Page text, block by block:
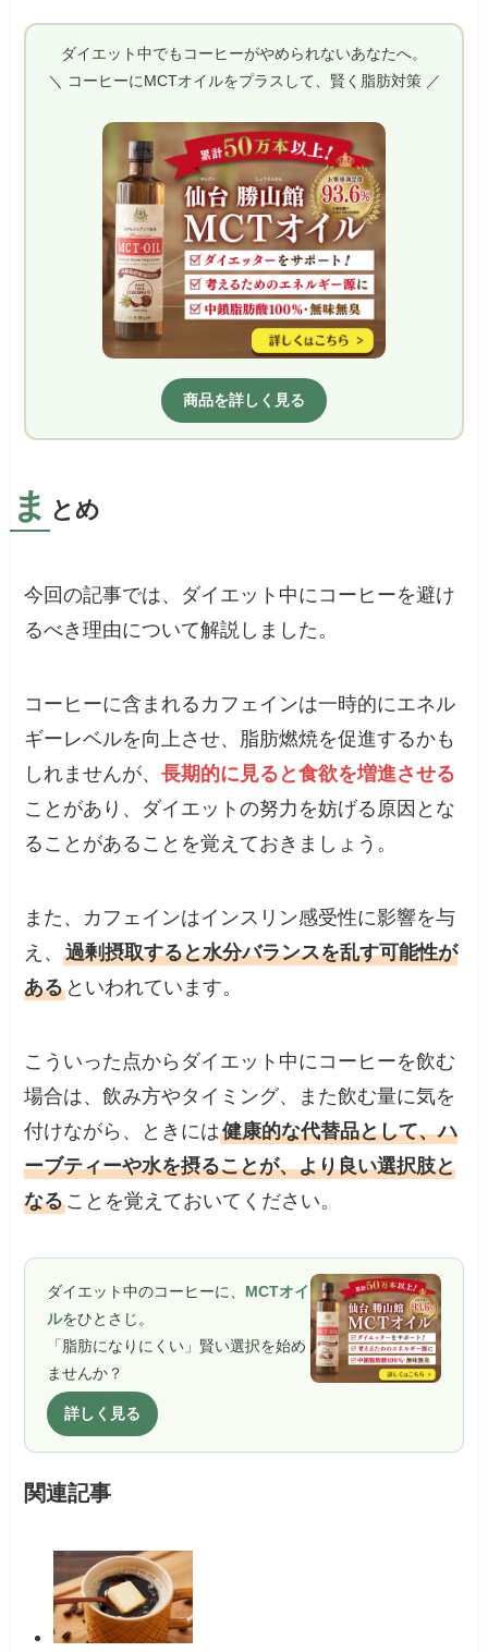
ダイエット中でもコーヒーがやめられないあなたへ。
＼ コーヒーにMCTオイルをプラスして、賢く脂肪対策 ／
商品を詳しく見る
ま とめ
今回の記事では、ダイエット中にコーヒーを避け
るべき理由について解説しました。
コーヒーに含まれるカフェインは一時的にエネル
ギーレベルを向上させ、脂肪燃焼を促進するかも
しれませんが、長期的に見ると食欲を増進させる
ことがあり、ダイエットの努力を妨げる原因とな
ることがあることを覚えておきましょう。
また、カフェインはインスリン感受性に影響を与
え、過剰摂取すると水分バランスを乱す可能性が
ある といわれています。
こういった点からダイエット中にコーヒーを飲む
場合は、飲み方やタイミング、また飲む量に気を
付けながら、ときには健康的な代替品として、ハ
ーブティーや水を摂ることが、より良い選択肢と
なることを覚えておいてください。
ダイエット中のコーヒーに、 MCTオイ
ルをひとさじ。
「脂肪になりにくい」賢い選択を始め
ませんか？
詳しく見る
関連記事